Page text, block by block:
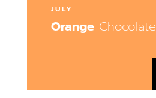
OrangeChocolate